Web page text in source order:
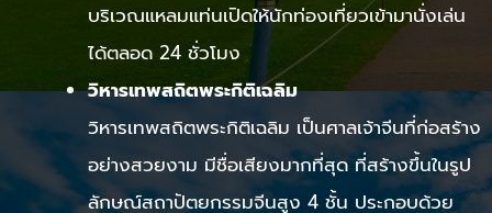
บริเวณแหลมแท่นเปิดให้นักท่องเที่ยวเข้ามานั่งเล่น
ได้ตลอด 24 ชั่วโมง
วิหารเทพสถิตพระกิติเฉลิม
วิหารเทพสถิตพระกิติเฉลิม เป็นศาลเจ้าจีนที่ก่อสร้าง
อย่างสวยงาม มีชื่อเสียงมากที่สุด ที่สร้างขึ้นในรูป
ลักษณ์สถาปัตยกรรมจีนสูง 4 ชั้น ประกอบด้วย